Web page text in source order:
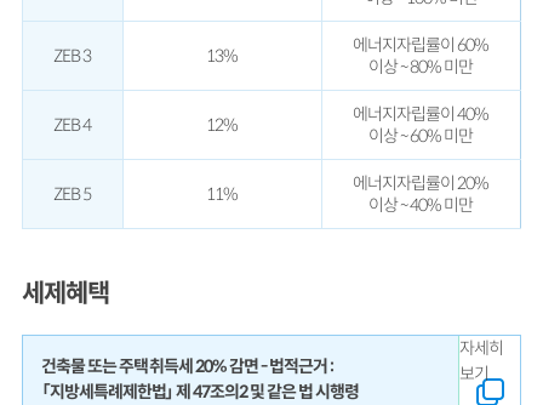
ZEB 3 13%
에너지자립률이 60%
이상 ~ 80% 미만
ZEB 4 12%
에너지자립률이 40%
이상 ~ 60% 미만
ZEB 5 11%
에너지자립률이 20%
이상 ~ 40% 미만
세제혜택
건축물 또는 주택 취득세 20% 감면 - 법적근거 :
「지방세특례제한법」 제 47조의2 및 같은 법 시행령
자세히
보기